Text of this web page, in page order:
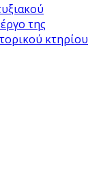
της
κτηρίου